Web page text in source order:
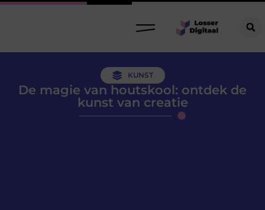
KUNST
De magie van houtskool: ontdek de
kunst van creatie